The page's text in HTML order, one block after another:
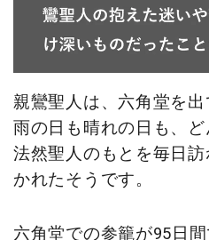
親鸞聖人は、六角堂を出
雨の日も晴れの日も、ど
法然聖人のもとを毎日
かれたそうです。
六角堂での参籠が95日